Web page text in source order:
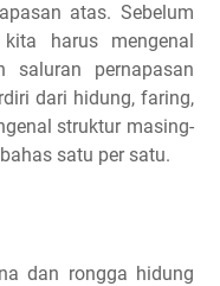
atas. Sebelum
harus mengenal
saluran pernapasan
dari hidung, faring,
struktur masing-
satu per satu.
dan rongga hidung